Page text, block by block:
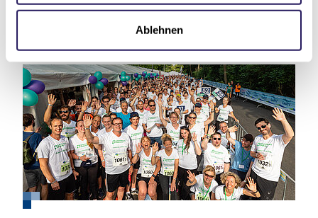
Ablehnen